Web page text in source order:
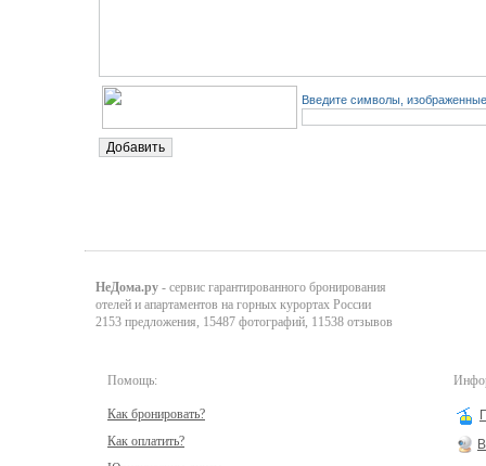
Введите символы,
НеДома.ру - сервис гарантированного бронирования
отелей и апартаментов на горных курортах России
2153 предложения, 15487 фотографий, 11538 отзывов
Помощь:
Как бронировать?
Как оплатить?